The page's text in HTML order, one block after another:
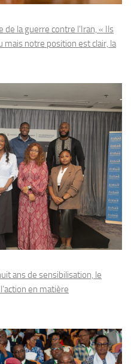
la guerre contre l’Iran, « Ils
notre position est clair, la
ans de sensibilisation, le
en matière